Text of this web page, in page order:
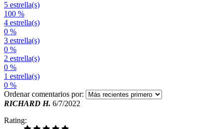
5 estrella(s)
100 %
4 estrella(s)
0 %
3 estrella(s)
0 %
2 estrella(s)
0 %
1 estrella(s)
0 %
Ordenar comentarios por:
RICHARD H. 6/7/2022
Rating: